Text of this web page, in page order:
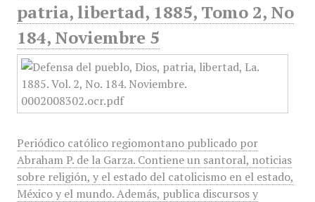
patria, libertad, 1885, Tomo 2, No
184, Noviembre 5
Periódico católico regiomontano publicado por
Abraham P. de la Garza. Contiene un santoral, noticias
sobre religión, y el estado del catolicismo en el estado,
México y el mundo. Además, publica discursos y